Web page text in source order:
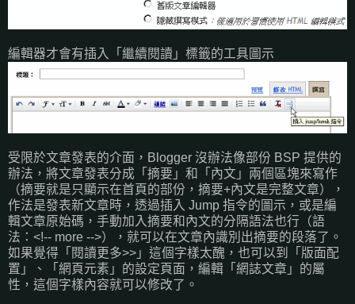
編輯器才會有插入「繼續閱讀」標籤的工具圖示
受限於文章發表的介面，Blogger 沒辦法像部份 BSP 提供的
辦法，將文章發表分成「摘要」和「內文」兩個區塊來寫作
（摘要就是只顯示在首頁的部份，摘要+內文是完整文章），
作法是發表新文章時，透過插入 Jump 指令的圖示，或是編
輯文章原始碼，手動加入摘要和內文的分隔語法也行（語
法：<!-- more -->），就可以在文章內識別出摘要的段落了。
如果覺得「閱讀更多>>」這個字樣太醜，也可以到「版面配
置」、「網頁元素」的設定頁面，編輯「網誌文章」的屬
性，這個字樣內容就可以修改了。